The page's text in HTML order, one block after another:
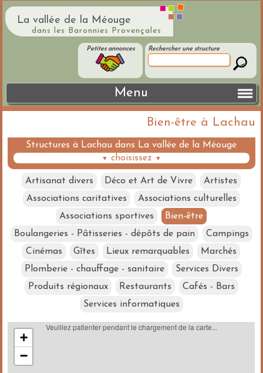
La vallée de la Méouge
dans les Baronnies Provençales
Rechercher une structure
Petites annonces
Menu
Bien-être à Lachau
Structures à Lachau dans La vallée de la Méouge
▼ choisissez ▼
Artisanat divers Déco et Art de Vivre
Artistes
Associations caritatives
Associations culturelles
Associations sportives
Bien-être
Boulangeries - Pâtisseries - dépôts de pain
Campings
Cinémas
Gîtes Lieux remarquables
Marchés
Plomberie - chauffage - sanitaire
Services Divers
Produits régionaux
Restaurants
Cafés - Bars
Services informatiques